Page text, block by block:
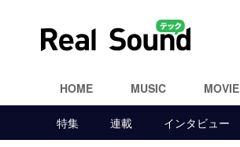
HOME MUSIC MOVIE
特集 連載 インタビュー